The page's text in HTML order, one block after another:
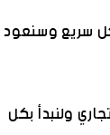
سريع وسنعود
ولنبدأ بكل